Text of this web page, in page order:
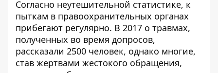
Согласно неутешительной статистике, к
пыткам в правоохранительных органах
прибегают регулярно. В 2017 о травмах,
полученных во время допросов,
рассказали 2500 человек, однако многие,
став жертвами жестокого обращения,